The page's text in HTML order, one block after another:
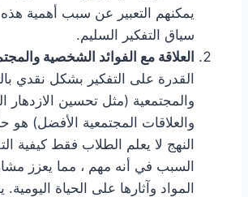
يمكنهم التعبير عن سبب أهمية
سياق التفكير السليم.
العلاقة مع الفوائد الشخصية
القدرة على التفكير بشكل نقدي
والمجتمعية (مثل تحسين الازدهار
والعلاقات المجتمعية الأفضل) هو
النهج لا يعلم الطلاب فقط كيفية
السبب في أنه مهم ، مما يعزز
المواد وآثارها على الحياة اليومية.